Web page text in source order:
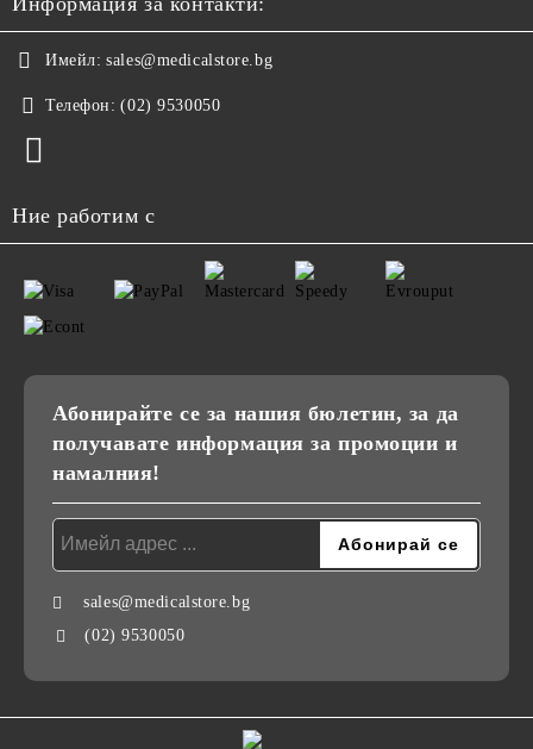
Имейл: sales@medicalstore.bg
Телефон: (02) 9530050
Ние работим с
Абонирайте се за нашия бюлетин, за да
получавате информация за промоции и
намалния!
sales@medicalstore.bg
(02) 9530050